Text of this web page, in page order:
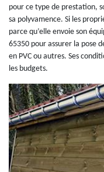
pour ce type de prestation,
sa polyvamence. Si les
parce qu’elle envoie son
65350 pour assurer la pose
en PVC ou autres. Ses
les budgets.